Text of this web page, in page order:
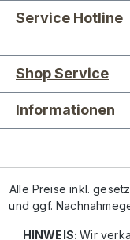
Service Hotline
Shop Service
Informationen
Alle Preise inkl.
und ggf.
HINWEIS:Wir